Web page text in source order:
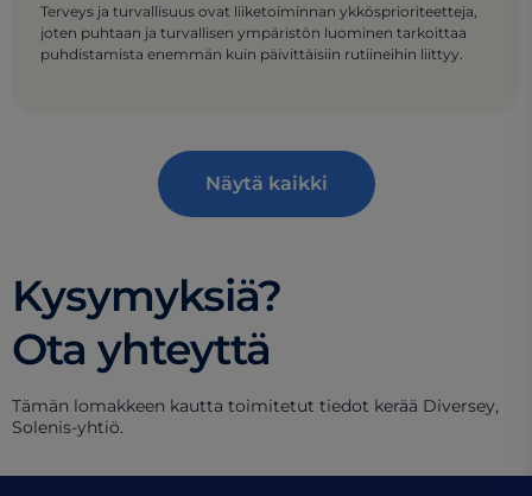
Terveys ja turvallisuus ovat liiketoiminnan ykkösprioriteetteja,
joten puhtaan ja turvallisen ympäristön luominen tarkoittaa
puhdistamista enemmän kuin päivittäisiin rutiineihin liittyy.
Näytä kaikki
Kysymyksiä?
Ota yhteyttä
Tämän lomakkeen kautta toimitetut tiedot kerää Diversey,
Solenis-yhtiö.